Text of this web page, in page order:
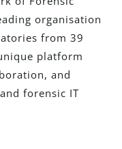
organisation
from 39
platform
and
forensic IT